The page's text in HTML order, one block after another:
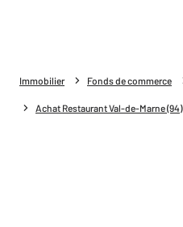
Immobilier Fonds de commerce
Achat Restaurant Val-de-Marne (94)